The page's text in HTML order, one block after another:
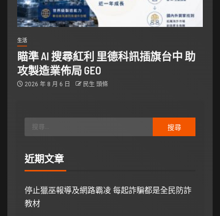
生活
瞄準 AI 搜尋紅利 里德科訊插旗台中 助
攻製造業佈局 GEO
2026 年 8 月 6 日 民生 頭條
近期文章
停止獵巫報導及網路霸凌 每起詐騙都是全民防詐
教材